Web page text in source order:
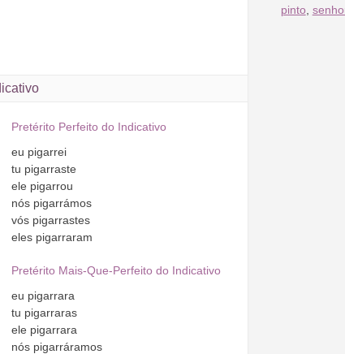
Pretérito Perfeito do Indicativo
eu pigarrei
tu pigarraste
ele pigarrou
nóspigarrámos
vóspigarrastes
elespigarraram
Pretérito Mais-Que-Perfeito do Indicativo
eu pigarrara
tu pigarraras
ele pigarrara
nóspigarráramos
pinto,